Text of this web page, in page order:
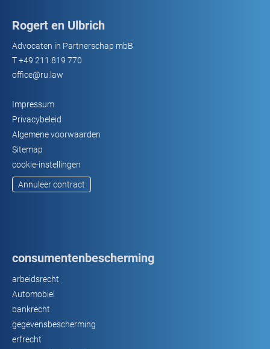
Rogert en Ulbrich
Advocaten in Partnerschap mbB
T+49 211 819 770
office@ru.law
Impressum
Privacybeleid
Algemene voorwaarden
Sitemap
cookie-instellingen
Annuleer contract
consumentenbescherming
arbeidsrecht
Automobiel
bankrecht
gegevensbescherming
erfrecht